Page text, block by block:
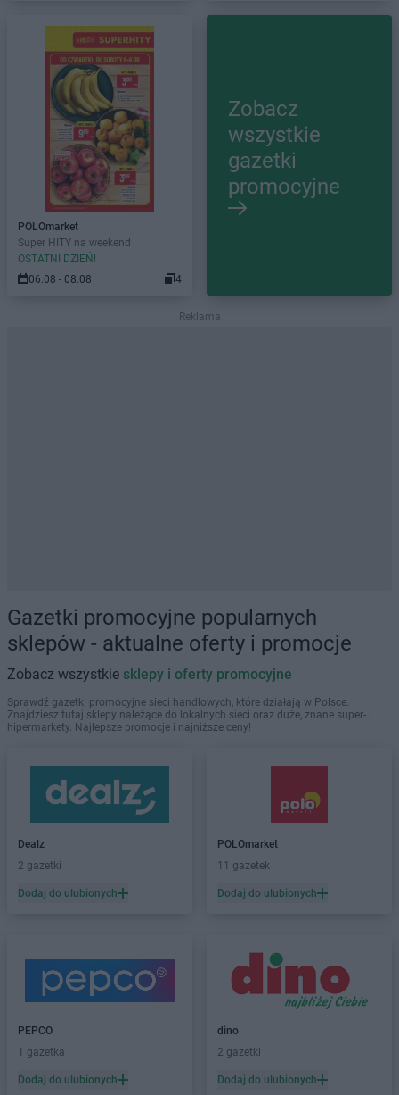
POLOmarket
Super HITY na weekend
OSTATNI DZIEŃ!
06.08 - 08.08
4
Zobacz
wszystkie
gazetki
promocyjne
Reklama
Gazetki promocyjne popularnych
sklepów - aktualne oferty i promocje
Zobacz wszystkie sklepy i oferty promocyjne
Sprawdź gazetki promocyjne sieci handlowych, które działają w Polsce.
Znajdziesz tutaj sklepy należące do lokalnych sieci oraz duże, znane super- i
hipermarkety. Najlepsze promocje i najniższe ceny!
Dealz
2 gazetki
Dodaj do ulubionych
POLOmarket
11 gazetek
Dodaj do ulubionych
PEPCO
1 gazetka
Dodaj do ulubionych
dino
2 gazetki
Dodaj do ulubionych